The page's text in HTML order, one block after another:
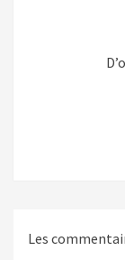
Les